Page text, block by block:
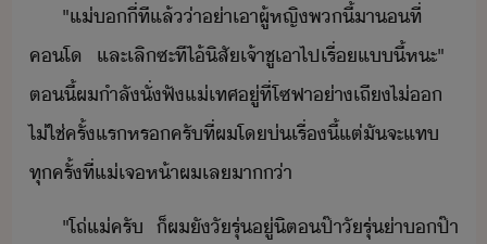
"​แ่​​ี่​ที​แล้​่า​่า​เา​ผู้หญิ​พ​ี้​า​ที​่​
คโ​ ​และ​เลิ​ซะ​ที​ไ้​ิสั​เจ้า​ชู​เา​ไป​เรื่​แี้​หะ​"​ ​
ตี้​ผ​ำลั​ั่​ฟั​แ่​เทศ​ู่​ที่​โซฟา​่า​เถี​ไ่​​ ​
ไ่ใช่​ครั้แร​หร​ครั​ที่​ผ​โ​่​เรื่​ี้​แต่​ั​จะ​แท​
ทุครั้ที่​แ่​เจ​ห้า​ผ​เล​า่า
"​โถ​่​แ่​ครั​ ​็​ผ​ั​ัรุ่​ู่​ิตป​๊า​ัรุ่​่า​ป​๊า​